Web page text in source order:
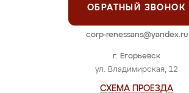
г. Егорьевск
ул. Владимирская, 12
СХЕМА ПРОЕЗДА
ОБРАТНЫЙ ЗВОНОК
corp-renessans@yandex.ru